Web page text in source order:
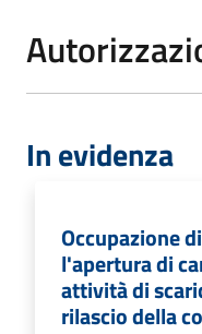
In evidenza
Occupazione
l'apertura di
attività di
rilascio della